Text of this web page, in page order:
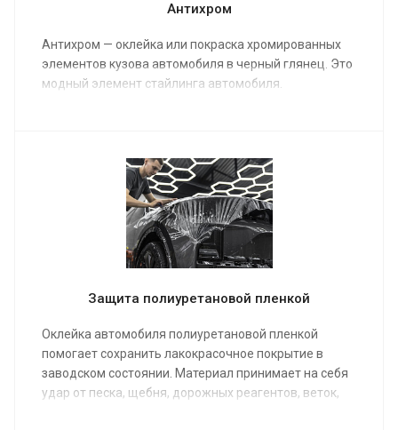
Антихром
Антихром — оклейка или покраска хромированных
элементов кузова автомобиля в черный глянец. Это
модный элемент стайлинга автомобиля.
Защита полиуретановой пленкой
Оклейка автомобиля полиуретановой пленкой
помогает сохранить лакокрасочное покрытие в
заводском состоянии. Материал принимает на себя
удар от песка, щебня, дорожных реагентов, веток,